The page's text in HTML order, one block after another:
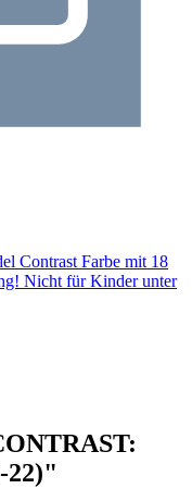
Contrast Farbe mit 18
Nicht für Kinder unter
22)"